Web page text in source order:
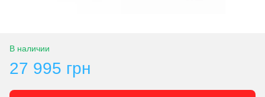
В наличии
27 995 грн